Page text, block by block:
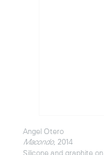
Angel Otero
Macondo, 2014
Silicone and graphite